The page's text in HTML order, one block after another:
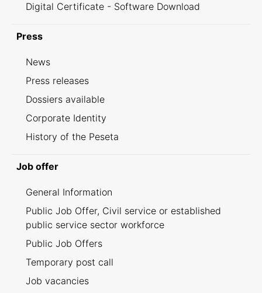
Digital Certificate - Software Download
Press
News
Press releases
Dossiers available
Corporate Identity
History of the Peseta
Job offer
General Information
Public Job Offer, Civil service or established
public service sector workforce
Public Job Offers
Temporary post call
Job vacancies